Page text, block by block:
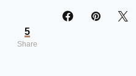
5
Share